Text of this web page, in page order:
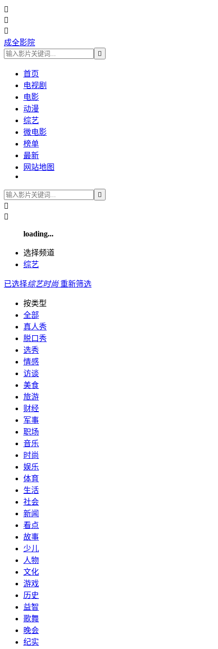



成全影院

首页
电视剧
电影
动漫
综艺
微电影
榜单
最新
网站地图



loading...
选择频道
综艺
已选择综艺时尚 重新筛选
按类型
全部
真人秀
脱口秀
选秀
情感
访谈
美食
旅游
财经
军事
职场
音乐
时尚
娱乐
体育
生活
社会
新闻
看点
故事
少儿
人物
文化
游戏
历史
益智
歌舞
晚会
纪实